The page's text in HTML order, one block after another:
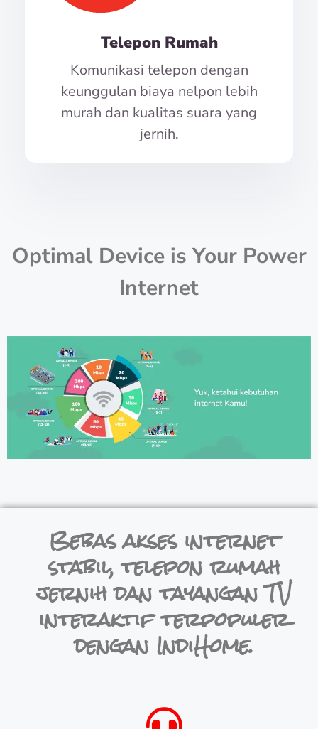
Telepon Rumah
Komunikasi telepon dengan
keunggulan biaya nelpon lebih
murah dan kualitas suara yang
jernih.
Optimal Device is Your Power
Internet
Bebas akses internet
stabil, telepon rumah
jernih dan tayangan TV
interaktif terpopuler
dengan IndiHome.